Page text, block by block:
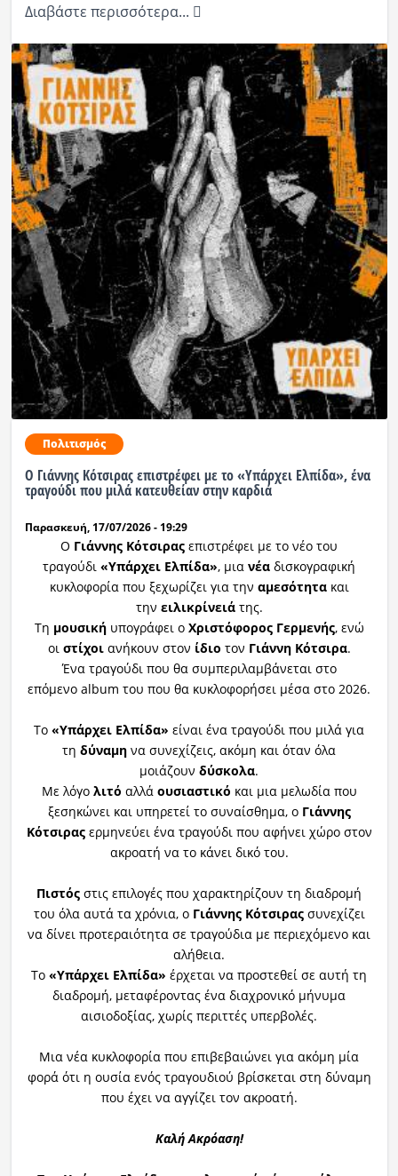
Διαβάστε περισσότερα...
Πολιτισμός
Ο Γιάννης Κότσιρας επιστρέφει με το «Υπάρχει Ελπίδα», ένα
τραγούδι που μιλά κατευθείαν στην καρδιά
Παρασκευή, 17/07/2026 - 19:29
Ο Γιάννης Κότσιρας επιστρέφει με το νέο του
τραγούδι «Υπάρχει Ελπίδα», μια νέα δισκογραφική
κυκλοφορία που ξεχωρίζει για την αμεσότητακαι
την ειλικρίνειάτης.
Τη μουσικήυπογράφει ο Χριστόφορος Γερμενής, ενώ
οι στίχοιανήκουν στον ίδιο τον Γιάννη Κότσιρα.
Ένα τραγούδι που θα συμπεριλαμβάνεται στο
επόμενο album του που θα κυκλοφορήσει μέσα στο 2026.
Το «Υπάρχει Ελπίδα» είναι ένα τραγούδι που μιλά για
τη δύναμη να συνεχίζεις, ακόμη και όταν όλα
μοιάζουν δύσκολα.
Με λόγο λιτό αλλά ουσιαστικό και μια μελωδία που
ξεσηκώνει και υπηρετεί το συναίσθημα, ο Γιάννης
Κότσιραςερμηνεύει ένα τραγούδι που αφήνει χώρο στον
ακροατή να το κάνει δικό του.
Πιστός στις επιλογές που χαρακτηρίζουν τη διαδρομή
του όλα αυτά τα χρόνια, ο Γιάννης Κότσιραςσυνεχίζει
να δίνει προτεραιότητα σε τραγούδια με περιεχόμενο και
αλήθεια.
Το «Υπάρχει Ελπίδα» έρχεται να προστεθεί σε αυτή τη
διαδρομή, μεταφέροντας ένα διαχρονικό μήνυμα
αισιοδοξίας, χωρίς περιττές υπερβολές.
Μια νέα κυκλοφορία που επιβεβαιώνει για ακόμη μία
φορά ότι η ουσία ενός τραγουδιού βρίσκεται στη δύναμη
που έχει να αγγίζει τον ακροατή.
Καλή Ακρόαση!